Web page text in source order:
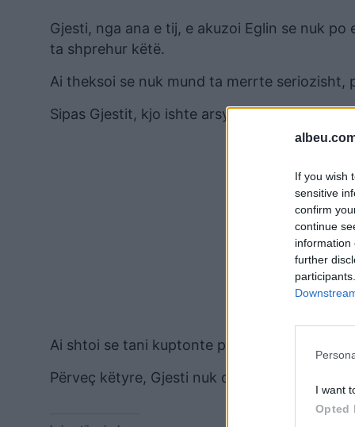
If you wish
sensitive
confirm
continue
information
further
I want
Opted
Gjesti, nga ana e tij, e akuzoi Eglin se nuk
ta shprehur këtë.
Ai theksoi se nuk mund ta merrte seriozisht,
Sipas Gjestit, kjo ishte arsyeja pse ai nuk
Ai shtoi se tani kuptonte pse banorët e tjerë
Përveç këtyre, Gjesti nuk dha ndonjë